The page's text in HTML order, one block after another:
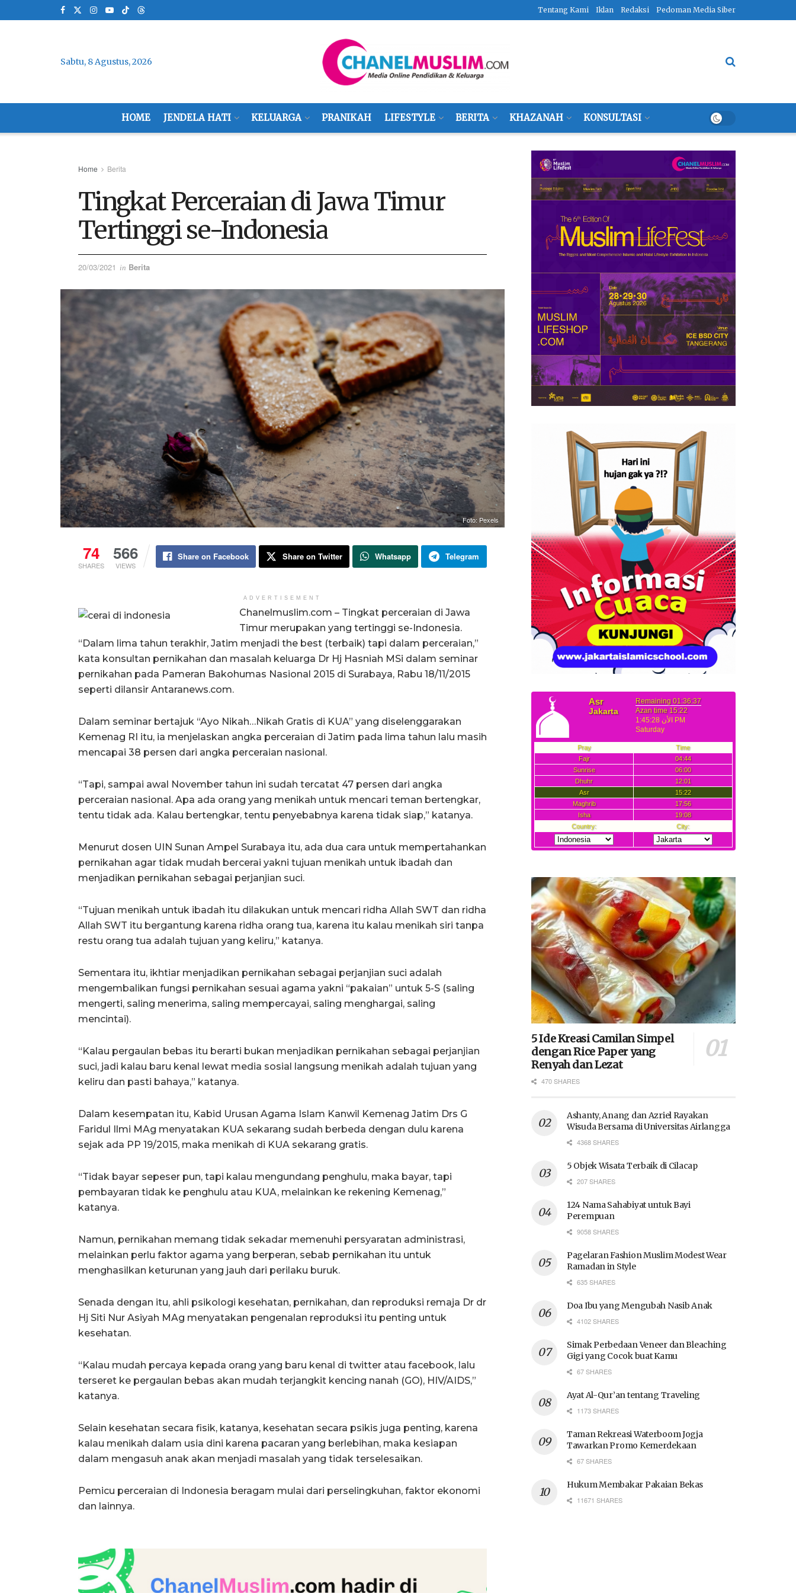
Tentang Kami Iklan Redaksi Pedoman Media Siber
Sabtu, 8 Agustus, 2026
HOME JENDELA HATI KELUARGA PRANIKAH LIFESTYLE BERITA KHAZANAH KONSULTASI
Home Berita
Tingkat Perceraian di Jawa Timur
Tertinggi se-Indonesia
20/03/2021 in Berita
Foto: Pexels
74
SHARES
566
VIEWS
Share on Facebook Share on Twitter Whatsapp Telegram
ADVERTISEMENT
Chanelmuslim.com – Tingkat perceraian di Jawa
Timur merupakan yang tertinggi se-Indonesia.
“Dalam lima tahun terakhir, Jatim menjadi the best (terbaik) tapi dalam perceraian,”
kata konsultan pernikahan dan masalah keluarga Dr Hj Hasniah MSi dalam seminar
pernikahan pada Pameran Bakohumas Nasional 2015 di Surabaya, Rabu 18/11/2015
seperti dilansir Antaranews.com.
Dalam seminar bertajuk “Ayo Nikah…Nikah Gratis di KUA” yang diselenggarakan
Kemenag RI itu, ia menjelaskan angka perceraian di Jatim pada lima tahun lalu masih
mencapai 38 persen dari angka perceraian nasional.
“Tapi, sampai awal November tahun ini sudah tercatat 47 persen dari angka
perceraian nasional. Apa ada orang yang menikah untuk mencari teman bertengkar,
tentu tidak ada. Kalau bertengkar, tentu penyebabnya karena tidak siap,” katanya.
Menurut dosen UIN Sunan Ampel Surabaya itu, ada dua cara untuk mempertahankan
pernikahan agar tidak mudah bercerai yakni tujuan menikah untuk ibadah dan
menjadikan pernikahan sebagai perjanjian suci.
“Tujuan menikah untuk ibadah itu dilakukan untuk mencari ridha Allah SWT dan ridha
Allah SWT itu bergantung karena ridha orang tua, karena itu kalau menikah siri tanpa
restu orang tua adalah tujuan yang keliru,” katanya.
Sementara itu, ikhtiar menjadikan pernikahan sebagai perjanjian suci adalah
mengembalikan fungsi pernikahan sesuai agama yakni “pakaian” untuk 5-S (saling
mengerti, saling menerima, saling mempercayai, saling menghargai, saling
mencintai).
“Kalau pergaulan bebas itu berarti bukan menjadikan pernikahan sebagai perjanjian
suci, jadi kalau baru kenal lewat media sosial langsung menikah adalah tujuan yang
keliru dan pasti bahaya,” katanya.
Dalam kesempatan itu, Kabid Urusan Agama Islam Kanwil Kemenag Jatim Drs G
Faridul Ilmi MAg menyatakan KUA sekarang sudah berbeda dengan dulu karena
sejak ada PP 19/2015, maka menikah di KUA sekarang gratis.
“Tidak bayar sepeser pun, tapi kalau mengundang penghulu, maka bayar, tapi
pembayaran tidak ke penghulu atau KUA, melainkan ke rekening Kemenag,”
katanya.
Namun, pernikahan memang tidak sekadar memenuhi persyaratan administrasi,
melainkan perlu faktor agama yang berperan, sebab pernikahan itu untuk
menghasilkan keturunan yang jauh dari perilaku buruk.
Senada dengan itu, ahli psikologi kesehatan, pernikahan, dan reproduksi remaja Dr dr
Hj Siti Nur Asiyah MAg menyatakan pengenalan reproduksi itu penting untuk
kesehatan.
“Kalau mudah percaya kepada orang yang baru kenal di twitter atau facebook, lalu
terseret ke pergaulan bebas akan mudah terjangkit kencing nanah (GO), HIV/AIDS,”
katanya.
Selain kesehatan secara fisik, katanya, kesehatan secara psikis juga penting, karena
kalau menikah dalam usia dini karena pacaran yang berlebihan, maka kesiapan
dalam mengasuh anak akan menjadi masalah yang tidak terselesaikan.
Pemicu perceraian di Indonesia beragam mulai dari perselingkuhan, faktor ekonomi
dan lainnya.
5 Ide Kreasi Camilan Simpel
dengan Rice Paper yang
Renyah dan Lezat
470 SHARES
Ashanty, Anang dan Azriel Rayakan
Wisuda Bersama di Universitas Airlangga
4368 SHARES
5 Objek Wisata Terbaik di Cilacap
207 SHARES
124 Nama Sahabiyat untuk Bayi
Perempuan
9058 SHARES
Pagelaran Fashion Muslim Modest Wear
Ramadan in Style
635 SHARES
Doa Ibu yang Mengubah Nasib Anak
4102 SHARES
Simak Perbedaan Veneer dan Bleaching
Gigi yang Cocok buat Kamu
67 SHARES
Ayat Al-Qur’an tentang Traveling
1173 SHARES
Taman Rekreasi Waterboom Jogja
Tawarkan Promo Kemerdekaan
67 SHARES
Hukum Membakar Pakaian Bekas
11671 SHARES